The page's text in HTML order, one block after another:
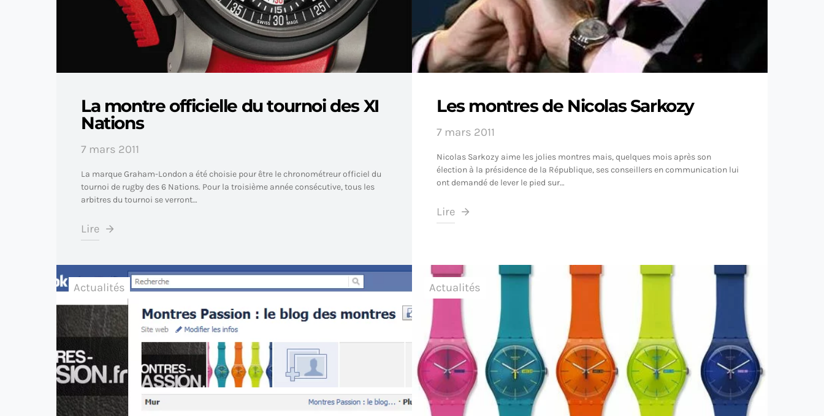
La montre officielle du tournoi des XI
Nations
7 mars 2011
La marque Graham-London a été choisie pour être le chronométreur officiel du
tournoi de rugby des 6 Nations. Pour la troisième année consécutive, tous les
arbitres du tournoi se verront…
Lire
Les montres de Nicolas Sarkozy
7 mars 2011
Nicolas Sarkozy aime les jolies montres mais, quelques mois après son
élection à la présidence de la République, ses conseillers en communication lui
ont demandé de lever le pied sur…
Lire
Actualités Actualités